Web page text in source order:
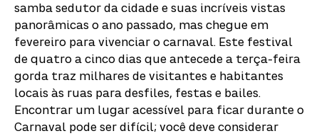
samba sedutor da cidade e suas incríveis vistas
panorâmicas o ano passado, mas chegue em
fevereiro para vivenciar o carnaval. Este festival
de quatro a cinco dias que antecede a terça-feira
gorda traz milhares de visitantes e habitantes
locais às ruas para desfiles, festas e bailes.
Encontrar um lugar acessível para ficar durante o
Carnaval pode ser difícil; você deve considerar